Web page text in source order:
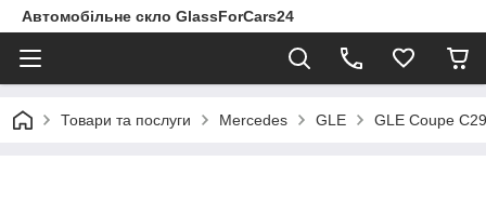
Автомобільне скло GlassForCars24
Товари та послуги Mercedes GLE GLE Coupe